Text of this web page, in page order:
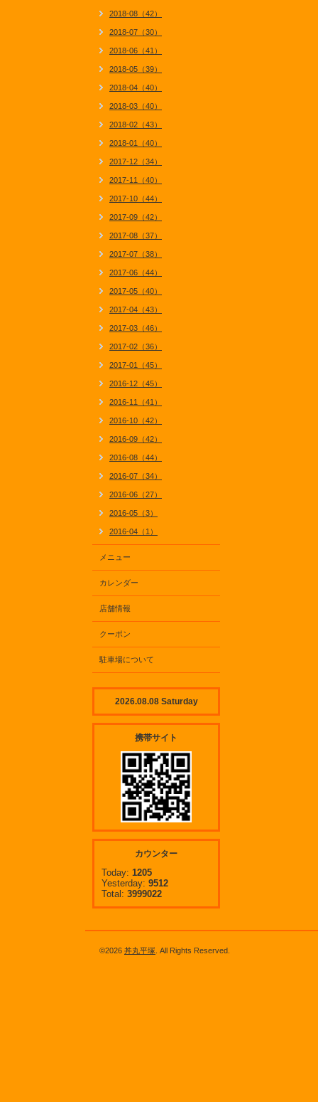
2018-08（42）
2018-07（30）
2018-06（41）
2018-05（39）
2018-04（40）
2018-03（40）
2018-02（43）
2018-01（40）
2017-12（34）
2017-11（40）
2017-10（44）
2017-09（42）
2017-08（37）
2017-07（38）
2017-06（44）
2017-05（40）
2017-04（43）
2017-03（46）
2017-02（36）
2017-01（45）
2016-12（45）
2016-11（41）
2016-10（42）
2016-09（42）
2016-08（44）
2016-07（34）
2016-06（27）
2016-05（3）
2016-04（1）
メニュー
カレンダー
店舗情報
クーポン
駐車場について
2026.08.08 Saturday
携帯サイト
カウンター
Today: 1205
Yesterday: 9512
Total: 3999022
©2026 丼丸平塚 . All Rights Reserved.